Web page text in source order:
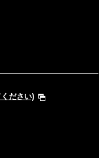
ださい)